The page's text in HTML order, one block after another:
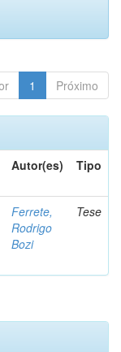
1 Próximo
Autor(es) Tipo
Ferrete,
Rodrigo
Bozi
Tese